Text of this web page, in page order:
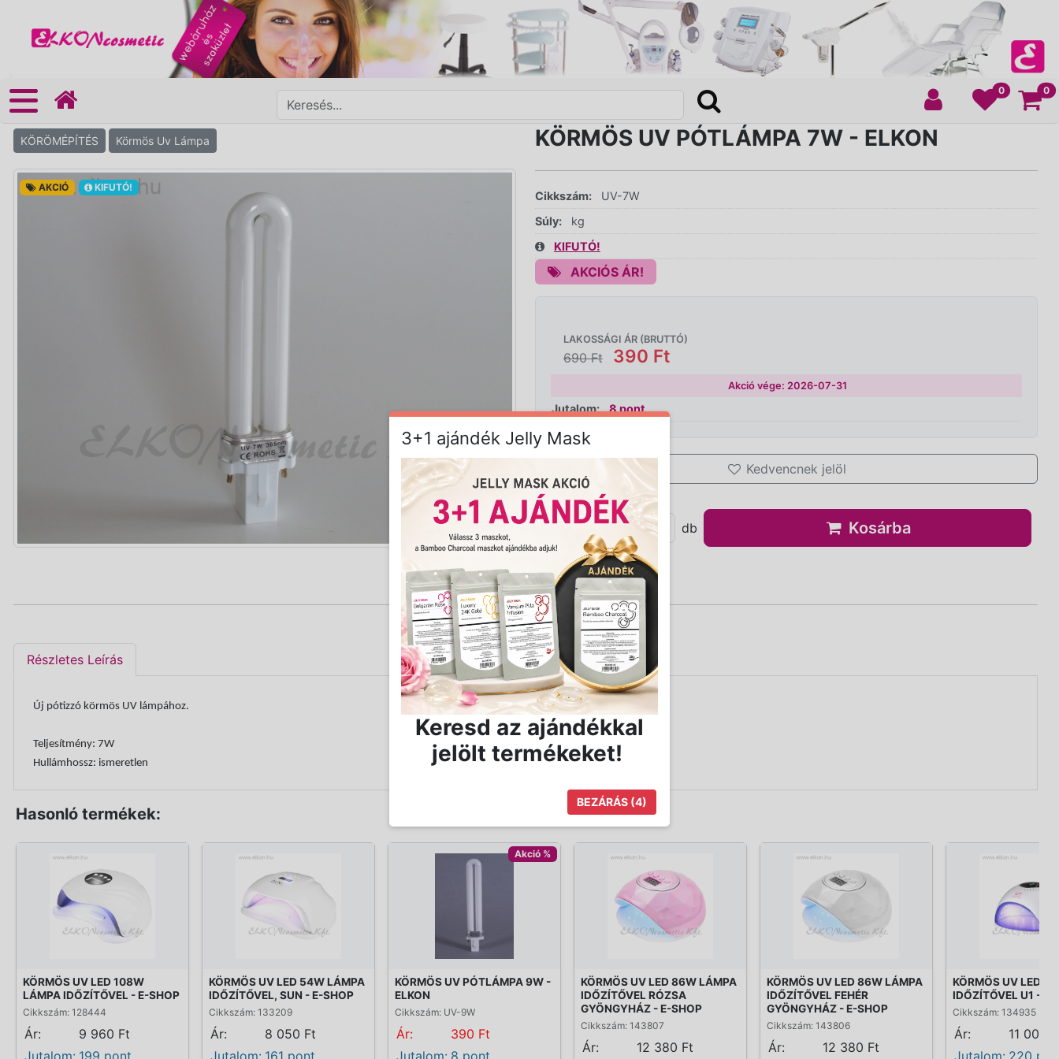
0 0
KÖRÖMÉPÍTÉS Körmös Uv Lámpa
AKCIÓ KIFUTÓ!
KÖRMÖS UV PÓTLÁMPA 7W - ELKON
Cikkszám:
UV-7W
Súly:
kg
KIFUTÓ!
AKCIÓS ÁR!
LAKOSSÁGI ÁR (BRUTTÓ)
690 Ft 390 Ft
Akció vége: 2026-07-31
Jutalom: 8 pont
Kedvencnek jelöl
Mennyiség: db Kosárba
Részletes Leírás
Új pótizzó körmös UV lámpához.
Teljesítmény: 7W
Hullámhossz: ismeretlen
Hasonló termékek:
KÖRMÖS UV LED 108W
LÁMPA IDŐZÍTŐVEL - E-SHOP
Cikkszám: 128444
Ár:
9 960 Ft
Jutalom: 199 pont
KÖRMÖS UV LED 54W LÁMPA
IDŐZÍTŐVEL, SUN - E-SHOP
Cikkszám: 133209
Ár:
8 050 Ft
Jutalom: 161 pont
Akció %
KÖRMÖS UV PÓTLÁMPA 9W -
ELKON
Cikkszám: UV-9W
Ár:
390 Ft
Jutalom: 8 pont
KÖRMÖS UV LED 86W LÁMPA
IDŐZÍTŐVEL RÓZSA
GYÖNGYHÁZ - E-SHOP
Cikkszám: 143807
Ár: 12 380 Ft
KÖRMÖS UV LED 86W LÁMPA
IDŐZÍTŐVEL FEHÉR
GYÖNGYHÁZ - E-SHOP
Cikkszám: 143806
Ár: 12 380 Ft
KÖRMÖS UV LED
IDŐZÍTŐVEL U1 - E-
Cikkszám: 134935
Ár:
11 000
Jutalom: 220
3+1 ajándék Jelly Mask
Keresd az ajándékkal
jelölt termékeket!
BEZÁRÁS (4)